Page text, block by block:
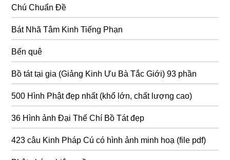
Chú Chuẩn Đề
Bát Nhã Tâm Kinh Tiếng Phạn
Bến quê
Bồ tát tại gia (Giảng Kinh Ưu Bà Tắc Giới) 93 phần
500 Hình Phật đẹp nhất (khổ lớn, chất lượng cao)
36 Hình ảnh Đại Thế Chí Bồ Tát đẹp
423 câu Kinh Pháp Cú có hình ảnh minh hoạ (file pdf)